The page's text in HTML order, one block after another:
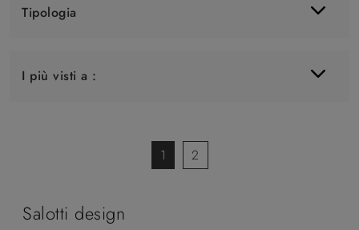
Tipologia
I più visti a :
1 2
Salotti design